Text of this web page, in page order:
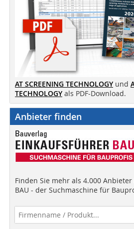
AT SCREENING TECHNOLOGY und
TECHNOLOGY als PDF-Download.
Anbieter finden
Finden Sie mehr als 4.000 Anbieter
BAU - der Suchmaschine für